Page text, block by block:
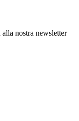
nostra newsletter